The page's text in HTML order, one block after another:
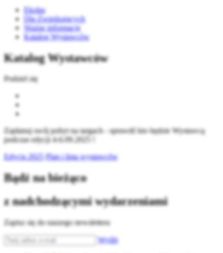
Ekolas
Dla Zwiedzających
Ważne informacje
Katalog Wystawców
Katalog Wystawców
Podziel się
Zaplanuj swój pobyt na targach - sprawdź kto będzie Wystawcą
podczas edycji 4-6.09.2025 !
Edycja 2025 Plan i lista wystawców
Bądź na bieżąco
z nadchodzącymi wydarzeniami
Zapisz się do naszego newslettera
Wyślij